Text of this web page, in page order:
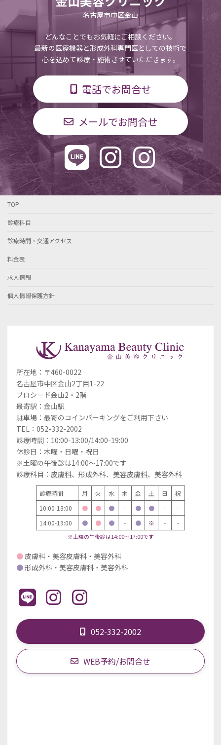
名古屋市中区金山
どんなことでもお気軽にご相談ください。
最新の医療機器と形成外科専門医としての技術で
心を込めて診療・施術させていただきます。
電話でお問合せ
メールでお問合せ
TOP
診療科目
診療時間・交通アクセス
料金表
求人情報
個人情報保護方針
所在地：〒460-0022
名古屋市中区金山2丁目1-22
プロシード金山2・2階
最寄駅：金山駅
駐車場：最寄のコインパーキングをご利用下さい
TEL：052-332-2002
診療時間：10:00-13:00/14:00-19:00
休診日：木曜・日曜・祝日
※土曜の午後診は14:00～17:00です
診療科目： 皮膚科、 形成外科、 美容皮膚科、 美容外科
診療時間 月 火 水 木 金 土 日
祝
10:00-13:00
● ● ● - ● ● -
-
14:00-19:00
● ● ● - ● ※ - -
※土曜の午後診は14:00～17:00です
●皮膚科・美容皮膚科・美容外科
●形成外科・美容皮膚科・美容外科
052-332-2002
WEB予約/お問合せ